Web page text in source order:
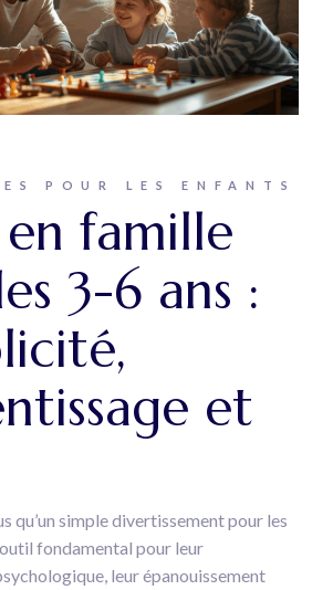
POUR LES ENFANTS
en famille
3-6 ans :
et
qu’un simple divertissement pour les
fondamental pour leur
leur épanouissement